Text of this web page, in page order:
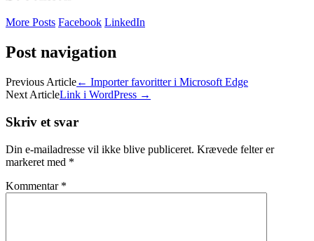
More Posts Facebook LinkedIn
Post navigation
Previous Article← Importer favoritter i Microsoft Edge
Next ArticleLink i WordPress →
Skriv et svar
Din e-mailadresse vil ikke blive publiceret. Krævede felter er
markeret med *
Kommentar *